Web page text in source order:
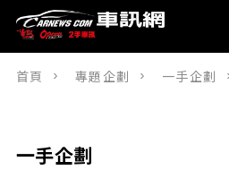
首頁 專題企劃 一手企劃
一手企劃